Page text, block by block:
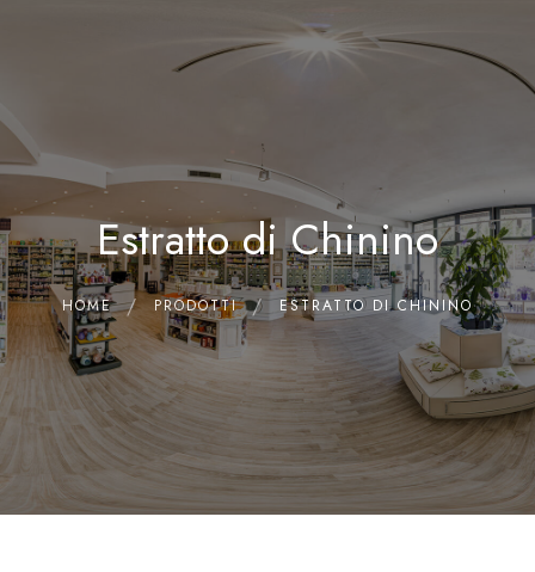
Home
Chi siamo
Il Laboratorio
Shop
Olii Essenziali
Contatti
Estratto di Chinino
HOME PRODOTTI ESTRATTO DI CHININO